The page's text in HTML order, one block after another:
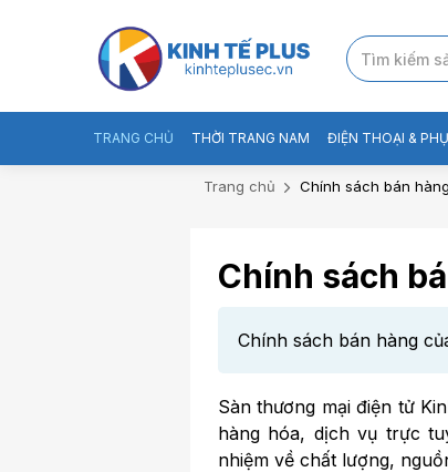
TRANG CHỦ THỜI TRANG NAM ĐIỆN THOẠI &
Trang chủ Chính sách bán hàng
Chính sách
Chính sách bán hàng
Sàn thương mại điện tử
hàng hóa, dịch vụ trực
nhiệm về chất lượng,